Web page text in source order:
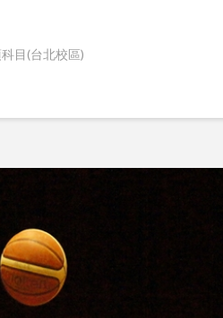
目(台北校區)